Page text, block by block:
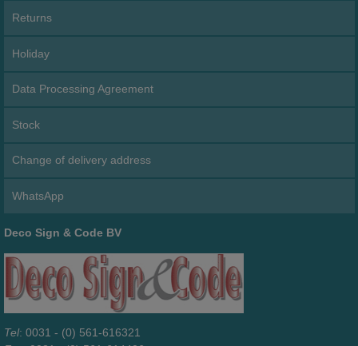
Returns
Holiday
Data Processing Agreement
Stock
Change of delivery address
WhatsApp
Deco Sign & Code BV
Tel: 0031 - (0) 561-616321